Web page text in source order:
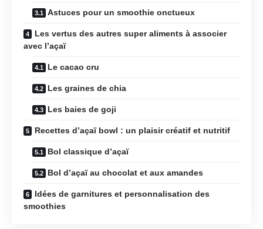
Astuces pour un smoothie onctueux
Les vertus des autres super aliments à associer
avec l’açaï
Le cacao cru
Les graines de chia
Les baies de goji
Recettes d’açaï bowl : un plaisir créatif et nutritif
Bol classique d’açaï
Bol d’açaï au chocolat et aux amandes
Idées de garnitures et personnalisation des
smoothies